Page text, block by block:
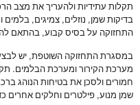
תקלות עתידיות ולהעריך את מצב
בדיקות שמן, נוזלים, צמיגים,
התחזוקה על בסיס קבוע, בהתאם
במסגרת התחזוקה השוטפת, יש
מערכת הקירור ומערכת הבלמים.
חמורים ולסכן את בטיחות הנוהג
שמן מנוע, פילטרים וחלקים אחרים